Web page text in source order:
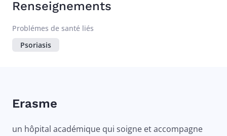
Renseignements
Problémes de santé liés
Psoriasis
Erasme
un hôpital académique qui soigne et accompagne